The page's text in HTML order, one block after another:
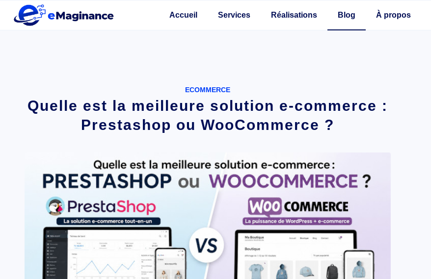
Accueil Services Réalisations Blog À propos
ECOMMERCE
Quelle est la meilleure solution e-commerce :
Prestashop ou WooCommerce ?